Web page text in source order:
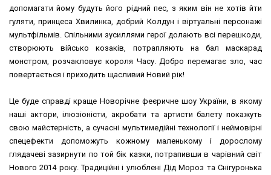
допомагати йому будуть його рідний пес, з яким він не хотів йти
гуляти, принцеса Хвилинка, добрий Колдун і віртуальні персонажі
мультфільмів. Спільними зусиллями герої долають всі перешкоди,
створюють військо козаків, потрапляють на бал маскарад
монстром, розчакловує короля Часу. Добро перемагає зло, час
повертається і приходить щасливий Новий рік!
Це буде справді краще Новорічне феєричне шоу України, в якому
наші актори, ілюзіоністи, акробати та артисти балету покажуть
свою майстерність, а сучасні мультимедійні технології і неймовірні
спецефекти допоможуть кожному маленькому і дорослому
глядачеві зазирнути по той бік казки, потрапивши в чарівний світ
Нового 2014 року. Традиційні і улюблені Дід Мороз та Снігуронька